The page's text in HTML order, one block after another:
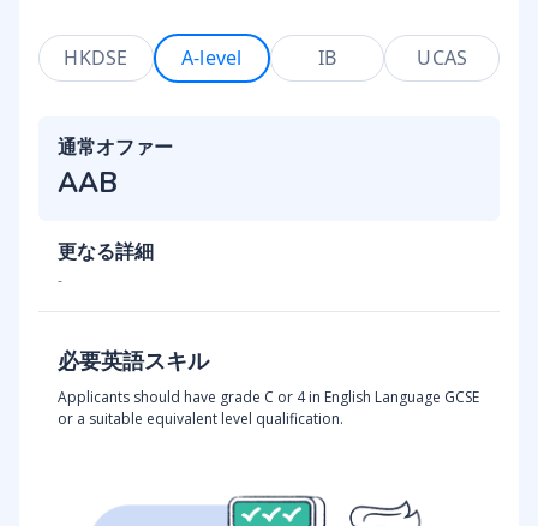
HKDSE A-level IB UCAS
通常オファー
AAB
更なる詳細
-
必要英語スキル
Applicants should have grade C or 4 in English Language GCSE
or a suitable equivalent level qualification.